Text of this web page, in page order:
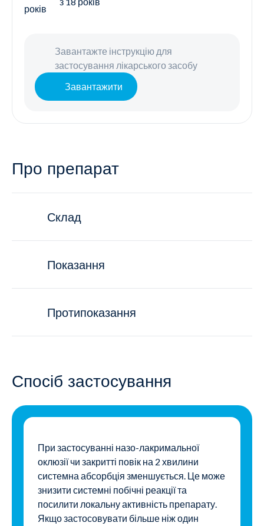
Завантажте інструкцію для
застосування лікарського засобу
Завантажити
Про препарат
Склад
Показання
Протипоказання
Спосіб застосування
При застосуванні назо-лакримальної
оклюзії чи закритті повік на 2 хвилини
системна абсорбція зменшується. Це може
знизити системні побічні реакції та
посилити локальну активність препарату.
Якщо застосовувати більше ніж один